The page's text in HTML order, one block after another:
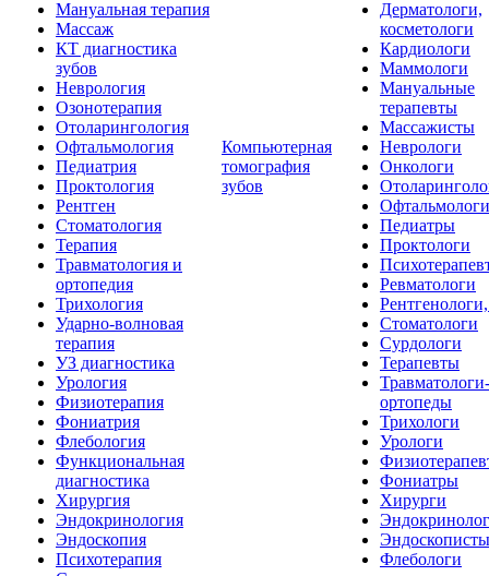
Мануальная терапия
Массаж
КТ диагностика
зубов
Неврология
Озонотерапия
Отоларингология
Офтальмология
Педиатрия
Проктология
Рентген
Стоматология
Терапия
Травматология и
ортопедия
Трихология
Ударно-волновая
терапия
УЗ диагностика
Урология
Физиотерапия
Фониатрия
Флебология
Функциональная
диагностика
Хирургия
Эндокринология
Эндоскопия
Психотерапия
Компьютерная
томография
зубов
Дерматологи,
косметологи
Кардиологи
Маммологи
Мануальные
терапевты
Массажисты
Неврологи
Онкологи
Офтальмологи
Педиатры
Проктологи
Ревматологи
Стоматологи
Сурдологи
Терапевты
Травматологи-
ортопеды
Трихологи
Урологи
Фониатры
Хирурги
Эндоскописты
Флебологи